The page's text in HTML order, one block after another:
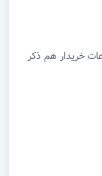
خریدار هم ذکر